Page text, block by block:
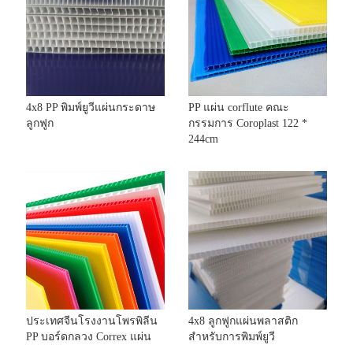
4x8 PP พิมพ์ยูวีแผ่นกระดาษ
ลูกฟูก
PP แผ่น corflute คณะ
กรรมการ Coroplast 122 *
244cm
ประเทศจีนโรงงานโพรพิลีน
PP บอร์ดกลวง Correx แผ่น
4x8 ลูกฟูกแผ่นพลาสติก
สำหรับการพิมพ์ยูวี